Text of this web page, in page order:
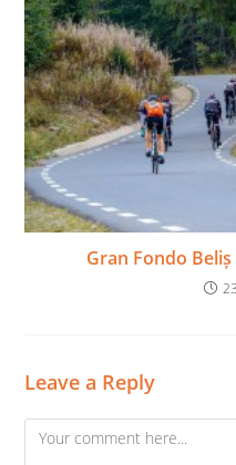
Gran Fondo
Leave a Reply
Comment